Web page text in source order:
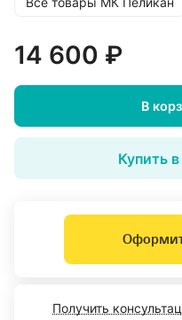
14 600 ₽
В
Купить
Получить